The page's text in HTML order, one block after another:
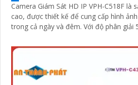
Camera Giám Sát HD IP VPH-C518F là
cao, được thiết kế để cung cấp hình
trong cả ngày và đêm. Với độ phân giải